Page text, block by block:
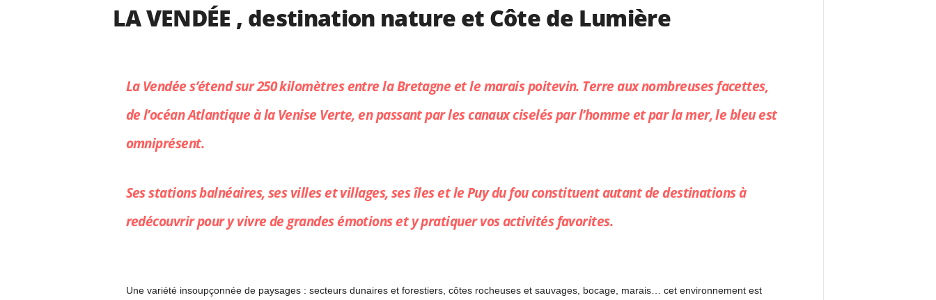
LA VENDÉE , destination nature et Côte de Lumière
La Vendée s’étend sur 250 kilomètres entre la Bretagne et le marais poitevin. Terre aux nombreuses facettes,
de l’océan Atlantique à la Venise Verte, en passant par les canaux ciselés par l’homme et par la mer, le bleu est
omniprésent.
Ses stations balnéaires, ses villes et villages, ses îles et le Puy du fou constituent autant de destinations à
redécouvrir pour y vivre de grandes émotions et y pratiquer vos activités favorites.
Une variété insoupçonnée de paysages : secteurs dunaires et forestiers, côtes rocheuses et sauvages, bocage, marais… cet environnement est